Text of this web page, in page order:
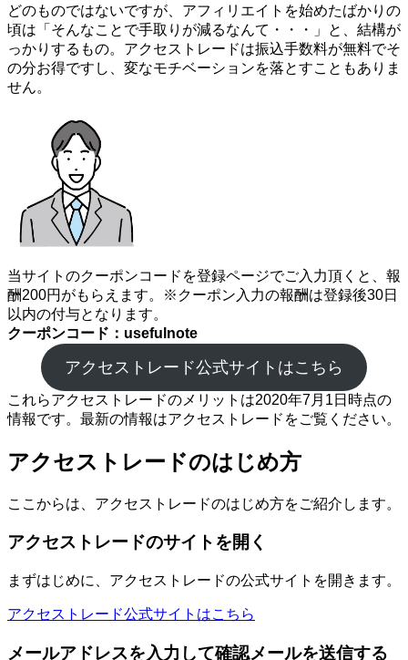
どのものではないですが、アフィリエイトを始めたばかりの
頃は「そんなことで手取りが減るなんて・・・」と、結構が
っかりするもの。アクセストレードは振込手数料が無料でそ
の分お得ですし、変なモチベーションを落とすこともありま
せん。
当サイトのクーポンコードを登録ページでご入力頂くと、報
酬200円がもらえます。※クーポン入力の報酬は登録後30日
以内の付与となります。
クーポンコード：usefulnote
アクセストレード公式サイトはこちら
これらアクセストレードのメリットは2020年7月1日時点の
情報です。最新の情報はアクセストレードをご覧ください。
アクセストレードのはじめ方
ここからは、アクセストレードのはじめ方をご紹介します。
アクセストレードのサイトを開く
まずはじめに、アクセストレードの公式サイトを開きます。
アクセストレード公式サイトはこちら
メールアドレスを入力して確認メールを送信する